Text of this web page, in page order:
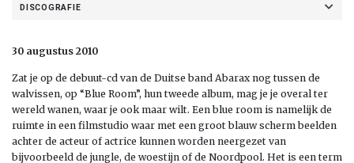
DISCOGRAFIE
30 augustus 2010
Zat je op de debuut-cd van de Duitse band Abarax nog tussen de
walvissen, op “Blue Room”, hun tweede album, mag je je overal ter
wereld wanen, waar je ook maar wilt. Een blue room is namelijk de
ruimte in een filmstudio waar met een groot blauw scherm beelden
achter de acteur of actrice kunnen worden neergezet van
bijvoorbeeld de jungle, de woestijn of de Noordpool. Het is een term